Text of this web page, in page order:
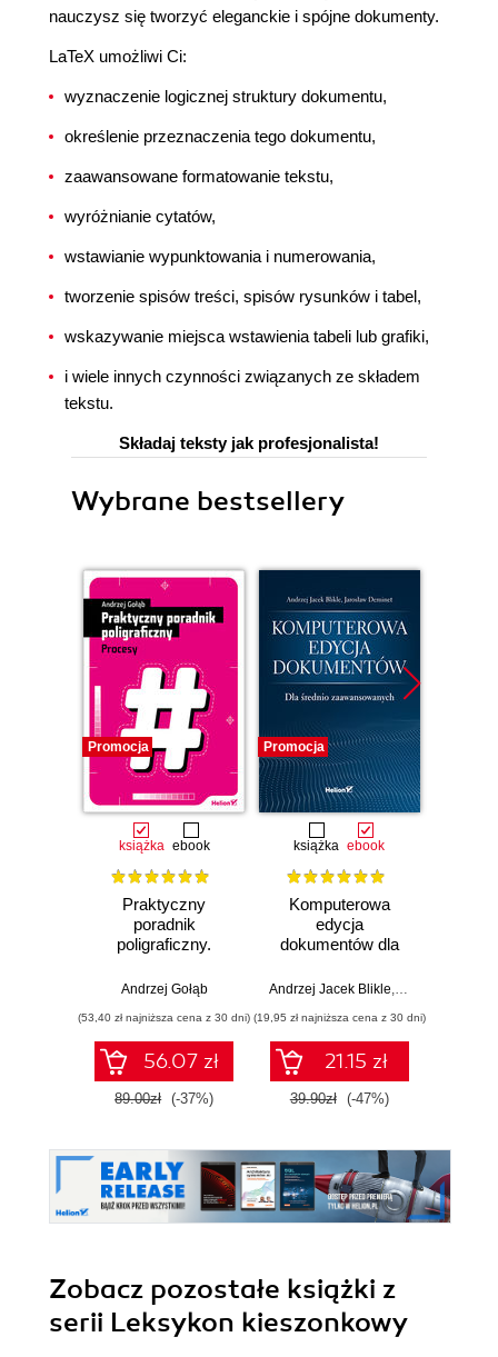
nauczysz się tworzyć eleganckie i spójne dokumenty.
LaTeX umożliwi Ci:
wyznaczenie logicznej struktury dokumentu,
określenie przeznaczenia tego dokumentu,
zaawansowane formatowanie tekstu,
wyróżnianie cytatów,
wstawianie wypunktowania i numerowania,
tworzenie spisów treści, spisów rysunków i tabel,
wskazywanie miejsca wstawienia tabeli lub grafiki,
i wiele innych czynności związanych ze składem
tekstu.
Składaj teksty jak profesjonalista!
Wybrane bestsellery
Promocja
książka ebook
Praktyczny
poradnik
poligraficzny.
Andrzej Gołąb
(53,40 zł najniższa cena z 30 dni)
56.07 zł
89.00zł (-37%)
Promocja
książka ebook
Komputerowa
edycja
dokumentów dla
zaawansowanych
Andrzej Jacek Blikle, Jarosław
(19,95 zł najniższa cena z 30 dni)
21.15 zł
39.90zł (-47%)
Zobacz pozostałe książki z
serii Leksykon kieszonkowy